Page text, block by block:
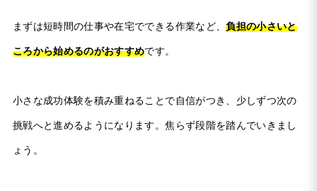
まずは短時間の仕事や在宅でできる作業など、負担の小さいと
ころから始めるのがおすすめです。
小さな成功体験を積み重ねることで自信がつき、少しずつ次の
挑戦へと進めるようになります。焦らず段階を踏んでいきまし
ょう。